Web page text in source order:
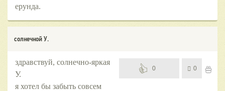
ерунда.
солнечной У.
здравствуй, солнечно-яркая
У.
я хотел бы забыть совсем
0 0